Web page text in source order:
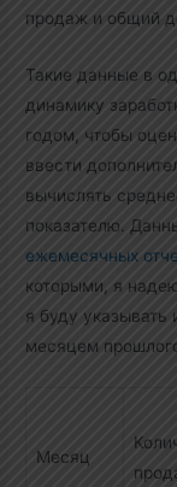
продаж и общий
Такие данные в
динамику
годом, чтобы
ввести
вычислять
показателю.
ежемесячных
которыми, я
я буду
месяцем
Месяц